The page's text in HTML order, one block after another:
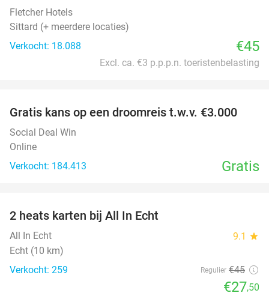
Fletcher Hotels
Sittard (+ meerdere locaties)
Verkocht: 18.088
€45
Excl. ca. €3 p.p.p.n. toeristenbelasting
Gratis kans op een droomreis t.w.v. €3.000
Social Deal Win
Online
Verkocht: 184.413
Gratis
2 heats karten bij All In Echt
All In Echt 9.1 star
Echt (10 km)
Verkocht: 259
Regulier €45
€27,50